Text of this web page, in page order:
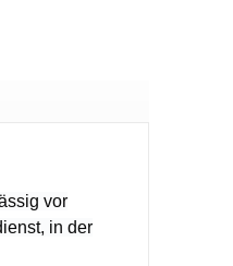
vor
in der